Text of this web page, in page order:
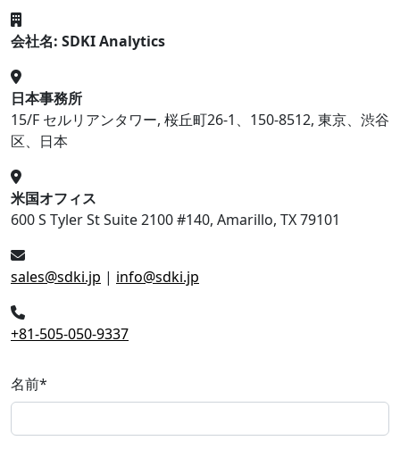
会社名: SDKI Analytics
日本事務所
15/F セルリアンタワー, 桜丘町26-1、150-8512, 東京、渋谷
区、日本
米国オフィス
600 S Tyler St Suite 2100 #140, Amarillo, TX 79101
sales@sdki.jp | info@sdki.jp
+81-505-050-9337
名前*